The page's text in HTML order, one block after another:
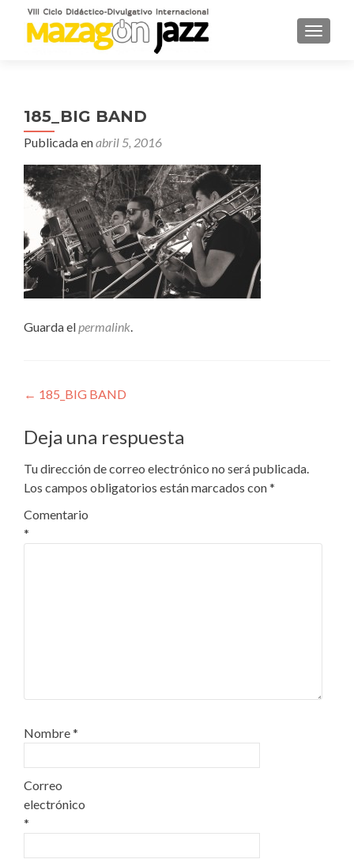
185_BIG BAND
Publicada enabril 5, 2016
Guarda elpermalink.
Navegación
de
entradas
← 185_BIG BAND
Deja una respuesta
Tu dirección de correo electrónico no será publicada.
Los campos obligatorios están marcados con*
Comentario
*
Nombre*
Correo
electrónico
*